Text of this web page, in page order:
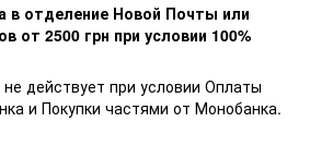
в отделение Новой Почты или
от 2500 грн при условии 100%
действует при условии Оплаты
и Покупки частями от Монобанка.